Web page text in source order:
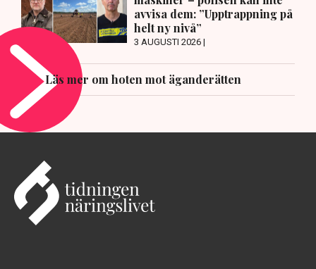
avvisa dem: ”Upptrappning på
helt ny nivå”
3 AUGUSTI 2026 |
Läs mer om hoten mot äganderätten